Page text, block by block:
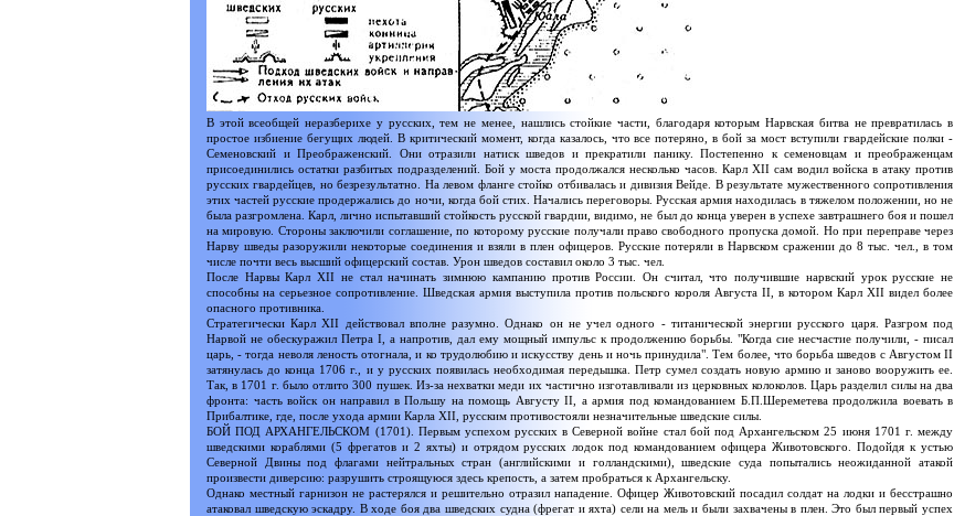
В этой всеобщей неразберихе у русских, тем не менее, нашлись стойкие части, благодаря которым Нарвская битва не превратилась в
простое избиение бегущих людей. В критический момент, когда казалось, что все потеряно, в бой за мост вступили гвардейские полки -
Семеновский и Преображенский. Они отразили натиск шведов и прекратили панику. Постепенно к семеновцам и преображенцам
присоединились остатки разбитых подразделений. Бой у моста продолжался несколько часов. Карл XII сам водил войска в атаку против
русских гвардейцев, но безрезультатно. На левом фланге стойко отбивалась и дивизия Вейде. В результате мужественного сопротивления
этих частей русские продержались до ночи, когда бой стих. Начались переговоры. Русская армия находилась в тяжелом положении, но не
была разгромлена. Карл, лично испытавший стойкость русской гвардии, видимо, не был до конца уверен в успехе завтрашнего боя и пошел
на мировую. Стороны заключили соглашение, по которому русские получали право свободного пропуска домой. Но при переправе через
Нарву шведы разоружили некоторые соединения и взяли в плен офицеров. Русские потеряли в Нарвском сражении до 8 тыс. чел., в том
числе почти весь высший офицерский состав. Урон шведов составил около 3 тыс. чел.
После Нарвы Карл XII не стал начинать зимнюю кампанию против России. Он считал, что получившие нарвский урок русские не
способны на серьезное сопротивление. Шведская армия выступила против польского короля Августа II, в котором Карл XII видел более
опасного противника.
Стратегически Карл XII действовал вполне разумно. Однако он не учел одного - титанической энергии русского царя. Разгром под
Нарвой не обескуражил Петра I, а напротив, дал ему мощный импульс к продолжению борьбы. "Когда сие несчастие получили, - писал
царь, - тогда неволя леность отогнала, и ко трудолюбию и искусству день и ночь принудила". Тем более, что борьба шведов с Августом II
затянулась до конца 1706 г., и у русских появилась необходимая передышка. Петр сумел создать новую армию и заново вооружить ее.
Так, в 1701 г. было отлито 300 пушек. Из-за нехватки меди их частично изготавливали из церковных колоколов. Царь разделил силы на два
фронта: часть войск он направил в Польшу на помощь Августу II, а армия под командованием Б.П.Шереметева продолжила воевать в
Прибалтике, где, после ухода армии Карла XII, русским противостояли незначительные шведские силы.
БОЙ ПОД АРХАНГЕЛЬСКОМ (1701). Первым успехом русских в Северной войне стал бой под Архангельском 25 июня 1701 г. между
шведскими кораблями (5 фрегатов и 2 яхты) и отрядом русских лодок под командованием офицера Животовского. Подойдя к устью
Северной Двины под флагами нейтральных стран (английскими и голландскими), шведские суда попытались неожиданной атакой
произвести диверсию: разрушить строящуюся здесь крепость, а затем пробраться к Архангельску.
Однако местный гарнизон не растерялся и решительно отразил нападение. Офицер Животовский посадил солдат на лодки и бесстрашно
атаковал шведскую эскадру. В ходе боя два шведских судна (фрегат и яхта) сели на мель и были захвачены в плен. Это был первый успех